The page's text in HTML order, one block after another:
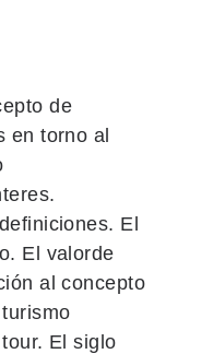
de
en torno al
El
El valorde
al concepto
El siglo